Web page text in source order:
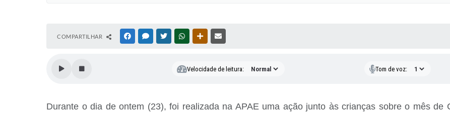
COMPARTILHAR FACEBOOKMESSENGER
TWITTERWHATSAPPOUTRAS MÍDIAS
Velocidade de leitura: Tom de voz:
Durante o dia de ontem (23), foi realizada na APAE uma ação junto às crianças sobre o mês de